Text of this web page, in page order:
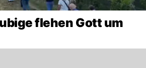
flehen Gott um